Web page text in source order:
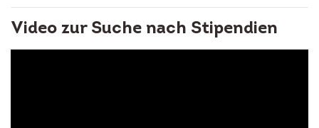
Video zur Suche nach Stipendien